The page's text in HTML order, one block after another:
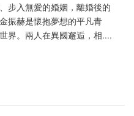
步入無愛的婚姻，離婚後的
振赫是懷抱夢想的平凡青
界。兩人在異國邂逅，相....